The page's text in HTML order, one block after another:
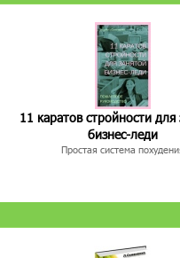
11 каратов стройности для
бизнес-леди
Простая система